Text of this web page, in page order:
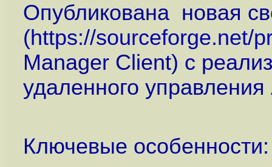
Опубликована новая
(https://sourceforge.net/
Manager Client) с
удаленного
Ключевые особенности: